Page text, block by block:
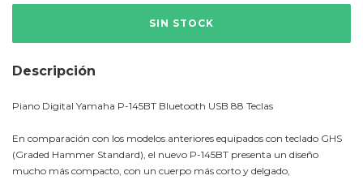
Descripción
Piano Digital Yamaha P-145BT Bluetooth USB 88 Teclas
En comparación con los modelos anteriores equipados con teclado GHS
(Graded Hammer Standard), el nuevo P-145BT presenta un diseño
mucho más compacto, con un cuerpo más corto y delgado,